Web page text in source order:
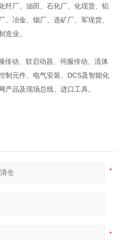
纤厂、油田、石化厂、化现货、铝
、冶金、烟厂、选矿厂、军现货、
造业。
传动、软启动器、伺服传动、流体
制元件、电气安装、DCS及智能化
产品及现场总线、进口工具。